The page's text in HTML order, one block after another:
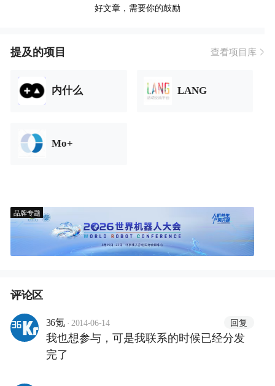
好文章，需要你的鼓励
提及的项目 查看项目库
内什么 LANG
Mo+
品牌专题
评论区
36氪 · 2014-06-14 回复
我也想参与，可是我联系的时候已经分发
完了